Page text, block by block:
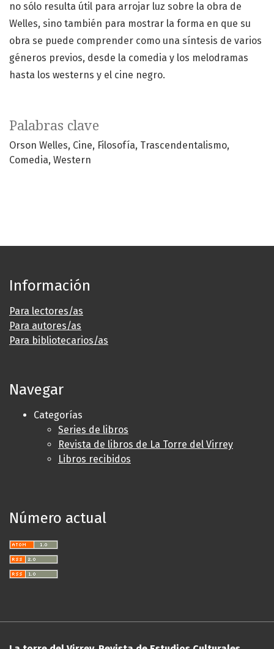
Palabras clave
Orson Welles Cine Filosofía Trascendentalismo
Comedia Western
no sólo resulta útil para arrojar luz sobre la obra de
Welles, sino también para mostrar la forma en que su
obra se puede comprender como una síntesis de varios
géneros previos, desde la comedia y los melodramas
hasta los westerns y el cine negro.
Información
Para lectores/as
Para autores/as
Para bibliotecarios/as
Navegar
Categorías
Series de libros
Revista de libros de La Torre del Virrey
Libros recibidos
Número actual